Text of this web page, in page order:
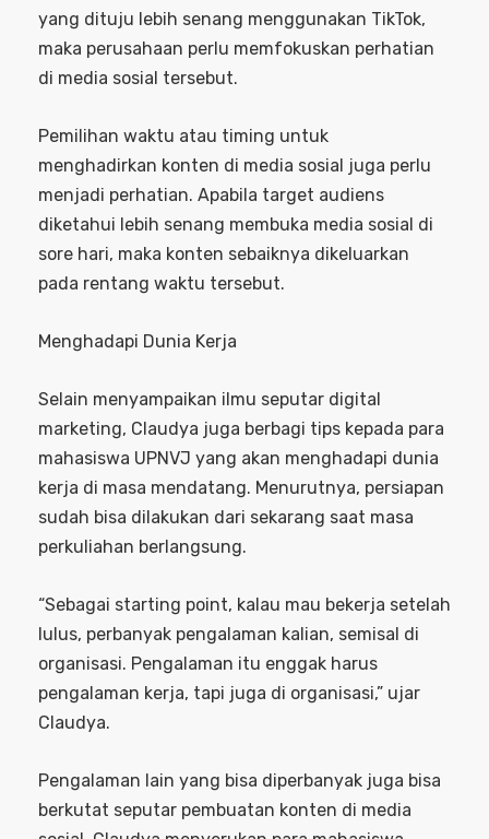
yang dituju lebih senang menggunakan TikTok,
maka perusahaan perlu memfokuskan perhatian
di media sosial tersebut.
Pemilihan waktu atau timing untuk
menghadirkan konten di media sosial juga perlu
menjadi perhatian. Apabila target audiens
diketahui lebih senang membuka media sosial di
sore hari, maka konten sebaiknya dikeluarkan
pada rentang waktu tersebut.
Menghadapi Dunia Kerja
Selain menyampaikan ilmu seputar digital
marketing, Claudya juga berbagi tips kepada para
mahasiswa UPNVJ yang akan menghadapi dunia
kerja di masa mendatang. Menurutnya, persiapan
sudah bisa dilakukan dari sekarang saat masa
perkuliahan berlangsung.
“Sebagai starting point, kalau mau bekerja setelah
lulus, perbanyak pengalaman kalian, semisal di
organisasi. Pengalaman itu enggak harus
pengalaman kerja, tapi juga di organisasi,” ujar
Claudya.
Pengalaman lain yang bisa diperbanyak juga bisa
berkutat seputar pembuatan konten di media